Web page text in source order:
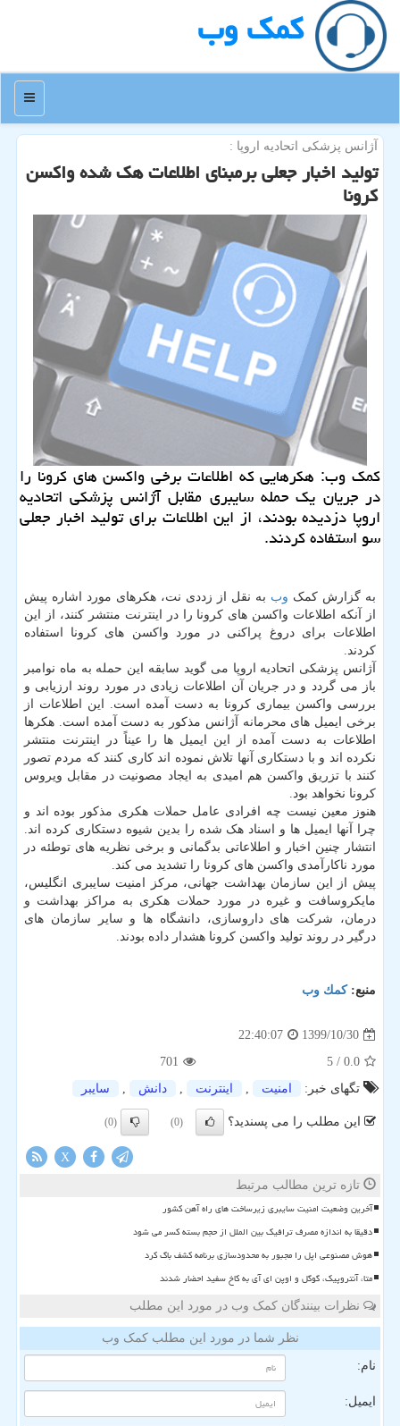
كمك وب
منو
آژانس پزشكی اتحادیه اروپا :
تولید اخبار جعلی برمبنای اطلاعات هك شده واكسن
كرونا
کمک وب: هکرهایی که اطلاعات برخی واکسن های کرونا را
در جریان یک حمله سایبری مقابل آژانس پزشکی اتحادیه
اروپا دزدیده بودند، از این اطلاعات برای تولید اخبار جعلی
سو استفاده کردند.
به گزارش کمک وب به نقل از زددی نت، هکرهای مورد اشاره پیش
از آنکه اطلاعات واکسن های کرونا را در اینترنت منتشر کنند، از این
اطلاعات برای دروغ پراکنی در مورد واکسن های کرونا استفاده
کردند.
آژانس پزشکی اتحادیه اروپا می گوید سابقه این حمله به ماه نوامبر
باز می گردد و در جریان آن اطلاعات زیادی در مورد روند ارزیابی و
بررسی واکسن بیماری کرونا به دست آمده است. این اطلاعات از
برخی ایمیل های محرمانه آژانس مذکور به دست آمده است. هکرها
اطلاعات به دست آمده از این ایمیل ها را عیناً در اینترنت منتشر
نکرده اند و با دستکاری آنها تلاش نموده اند کاری کنند که مردم تصور
کنند با تزریق واکسن هم امیدی به ایجاد مصونیت در مقابل ویروس
کرونا نخواهد بود.
هنوز معین نیست چه افرادی عامل حملات هکری مذکور بوده اند و
چرا آنها ایمیل ها و اسناد هک شده را بدین شیوه دستکاری کرده اند.
انتشار چنین اخبار و اطلاعاتی بدگمانی و برخی نظریه های توطئه در
مورد ناکارآمدی واکسن های کرونا را تشدید می کند.
پیش از این سازمان بهداشت جهانی، مرکز امنیت سایبری انگلیس،
مایکروسافت و غیره در مورد حملات هکری به مراکز بهداشت و
درمان، شرکت های داروسازی، دانشگاه ها و سایر سازمان های
درگیر در روند تولید واکسن کرونا هشدار داده بودند.
منبع:كمك وب
1399/10/30
22:40:07
0.0
/ 5
701
تگهای خبر:
امنیت , اینترنت , دانش , سایبر
این مطلب را می پسندید؟ (0)
(0)
X
تازه ترین مطالب مرتبط
آخرین وضعیت امنیت سایبری زیرساخت های راه آهن کشور
دقیقا به اندازه مصرف ترافیک بین الملل از حجم بسته کسر می شود
هوش مصنوعی اپل را مجبور به محدودسازی برنامه کشف باگ کرد
متا، آنتروپیک، گوگل و اوپن ای آی به کاخ سفید احضار شدند
نظرات بینندگان کمک وب در مورد این مطلب
نظر شما در مورد این مطلب کمک وب
نام:
ایمیل: